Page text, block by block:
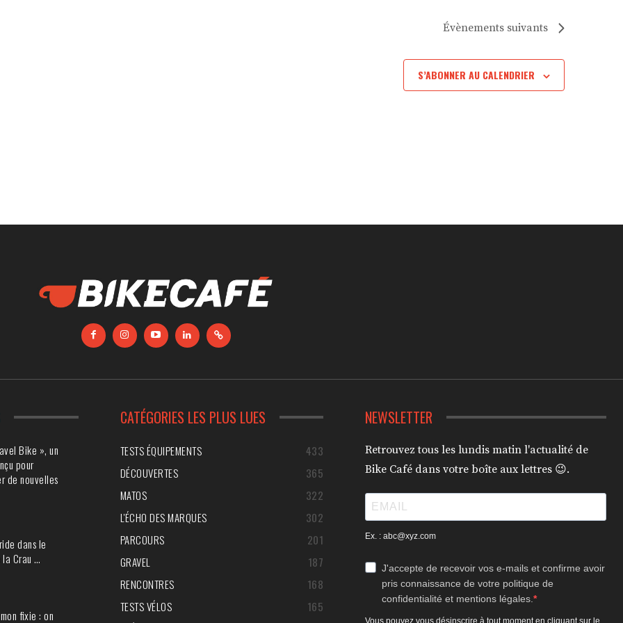
Évènements suivants
S’ABONNER AU CALENDRIER
Bike », un
pour
de nouvelles
dans le
Crau …
fixie : on
CATÉGORIES LES PLUS LUES
TESTS ÉQUIPEMENTS
433
DÉCOUVERTES
365
MATOS
322
L'ÉCHO DES MARQUES
302
PARCOURS
201
GRAVEL
187
RENCONTRES
168
TESTS VÉLOS
165
NEWSLETTER
Retrouvez tous les lundis matin l'actualité de
Bike Café dans votre boîte aux lettres 😉.
Ex. : abc@xyz.com
J'accepte de recevoir vos e-mails et confirme avoir
pris connaissance de votre politique de
confidentialité et mentions légales.
Vous pouvez vous désinscrire à tout moment en cliquant sur le